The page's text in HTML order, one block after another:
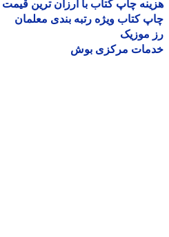
چاپ کتاب با ارزان ترین قیمت
کتاب ویژه رتبه بندی معلمان
موزیک
مرکزی بوش